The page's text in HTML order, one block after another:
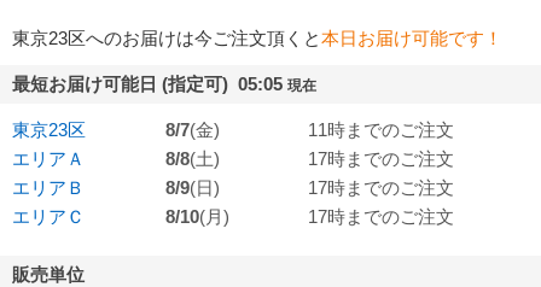
東京23区へのお届けは今ご注文頂くと本日お届け可能です！
最短お届け可能日 (指定可) 05:05 現在
東京23区 8/7(金)
11時までのご注文
エリアＡ
8/8(土)
17時までのご注文
エリアＢ
8/9(日)
17時までのご注文
エリアＣ
8/10(月) 17時までのご注文
販売単位